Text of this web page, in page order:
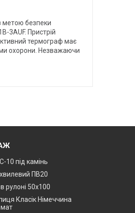
метою безпеки
3AUF. Пристрій
термограф має
охорони. Незважаючи
10 під камінь
ПВ20
рулоні 50х100
Класік Німеччина
мат